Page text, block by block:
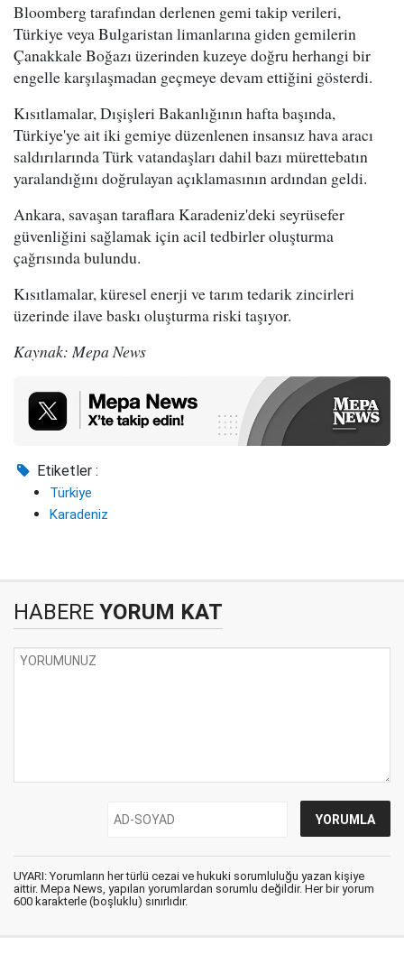
Bloomberg tarafından derlenen gemi takip verileri,
Türkiye veya Bulgaristan limanlarına giden gemilerin
Çanakkale Boğazı üzerinden kuzeye doğru herhangi bir
engelle karşılaşmadan geçmeye devam ettiğini gösterdi.
Kısıtlamalar, Dışişleri Bakanlığının hafta başında,
Türkiye'ye ait iki gemiye düzenlenen insansız hava aracı
saldırılarında Türk vatandaşları dahil bazı mürettebatın
yaralandığını doğrulayan açıklamasının ardından geldi.
Ankara, savaşan taraflara Karadeniz'deki seyrüsefer
güvenliğini sağlamak için acil tedbirler oluşturma
çağrısında bulundu.
Kısıtlamalar, küresel enerji ve tarım tedarik zincirleri
üzerinde ilave baskı oluşturma riski taşıyor.
Kaynak: Mepa News
Etiketler :
Türkiye
Karadeniz
HABERE YORUM KAT
UYARI: Yorumların her türlü cezai ve hukuki sorumluluğu yazan kişiye
aittir. Mepa News, yapılan yorumlardan sorumlu değildir. Her bir yorum
600 karakterle (boşluklu) sınırlıdır.